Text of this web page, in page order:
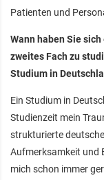
Patienten und
Wann haben Sie
zweites Fach zu
Studium in
Ein Studium in
Studienzeit mein
strukturierte
Aufmerksamkeit und
mich schon immer